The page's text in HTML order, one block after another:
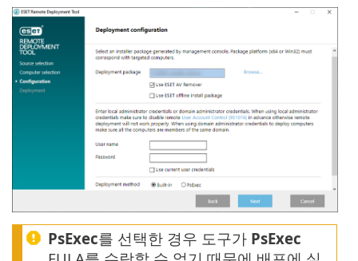
PsExec를 선택한 경우 도구가 PsExec